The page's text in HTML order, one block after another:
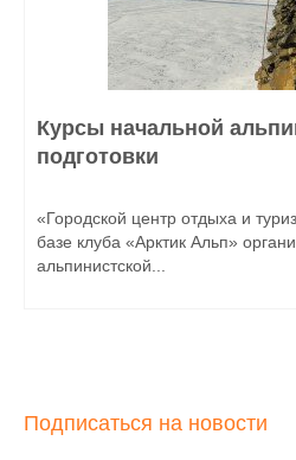
Курсы начальной
подготовки
«Городской центр отдыха и
базе клуба «Арктик Альп»
альпинистской...
Подписаться на новости